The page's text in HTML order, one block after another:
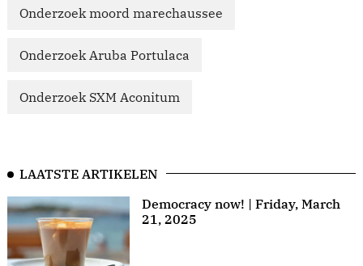
Onderzoek moord marechaussee
Onderzoek Aruba Portulaca
Onderzoek SXM Aconitum
LAATSTE ARTIKELEN
Democracy now! | Friday, March
21, 2025